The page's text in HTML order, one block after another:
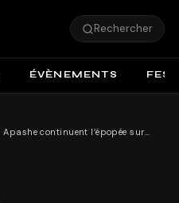
Rechercher
ÉVÈNEMENTS
Vladimir Cauchemar et Apashe continuent l’épopée sur « Bellatores »